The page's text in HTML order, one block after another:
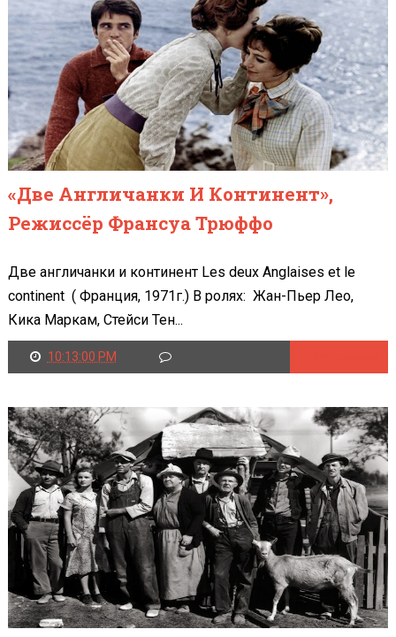
«Две Англичанки И Континент»,
Режиссёр Франсуа Трюффо
Две англичанки и континент Les deux Anglaises et le
continent ( Франция, 1971г.) В ролях: Жан-Пьер Лео,
Кика Маркам, Стейси Тен...
10:13:00 PM